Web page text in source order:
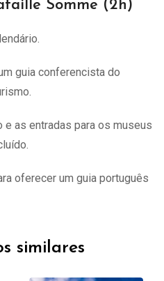
Somme (2h)
guia conferencista do
as entradas para os museus
oferecer um guia português
similares